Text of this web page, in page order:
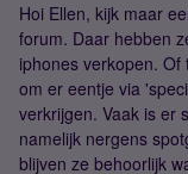
Hoi Ellen, kijk maar
forum. Daar hebben
iphones verkopen.
om er eentje via
verkrijgen. Vaak is er
namelijk nergens
blijven ze behoorlijk